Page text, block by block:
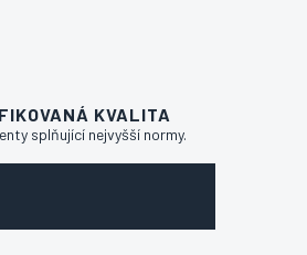
KVALITA
splňující nejvyšší normy.